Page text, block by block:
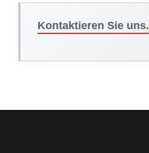
Kontaktieren Sie uns.